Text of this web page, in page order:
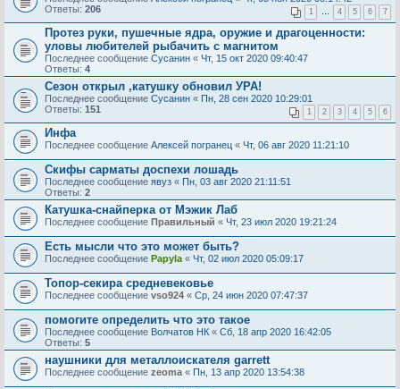
Ответы: 206 1 … 4 5 6 7
Протез руки, пушечные ядра, оружие и драгоценности:
уловы любителей рыбачить с магнитом
Последнее сообщение Сусанин « Чт, 15 окт 2020 09:40:47
Ответы: 4
Сезон открыл ,катушку обновил УРА!
Последнее сообщение Сусанин « Пн, 28 сен 2020 10:29:01
Ответы: 151 1 2 3 4 5 6
Инфа
Последнее сообщение Алексей погранец « Чт, 06 авг 2020 11:21:10
Скифы сарматы доспехи лошадь
Последнее сообщение явуз « Пн, 03 авг 2020 21:11:51
Ответы: 2
Катушка-снайперка от Мэжик Лаб
Последнее сообщение Правильный « Чт, 23 июл 2020 19:21:24
Есть мысли что это может быть?
Последнее сообщение Papyla « Чт, 02 июл 2020 05:09:17
Топор-секира средневековье
Последнее сообщение vso924 « Ср, 24 июн 2020 07:47:37
помогите определить что это такое
Последнее сообщение Волчатов НК « Сб, 18 апр 2020 16:42:05
Ответы: 5
наушники для металлоискателя garrett
Последнее сообщение zeoma « Пн, 13 апр 2020 13:54:38